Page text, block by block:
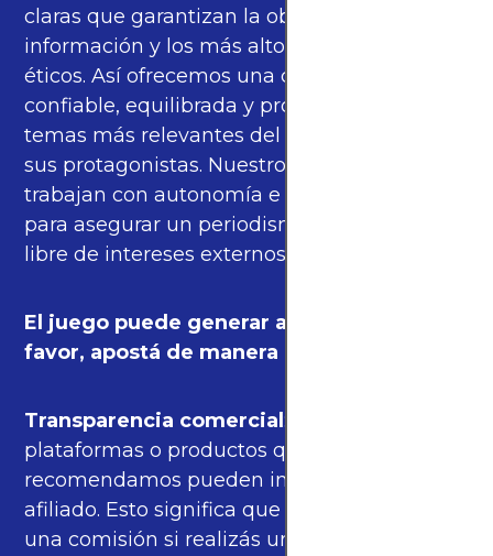
claras que garantizan la objetividad de la
información y los más altos estándares
éticos. Así ofrecemos una cobertura
confiable, equilibrada y propia sobre los
temas más relevantes del fútbol mundial y
sus protagonistas. Nuestros periodistas
trabajan con autonomía e independencia
para asegurar un periodismo de calidad,
libre de intereses externos.
El juego puede generar adicción. Por
favor, apostá de manera responsable.
Transparencia comercial: algunas de las
plataformas o productos que
recomendamos pueden incluir enlaces de
afiliado. Esto significa que podríamos recibir
una comisión si realizás una compra o